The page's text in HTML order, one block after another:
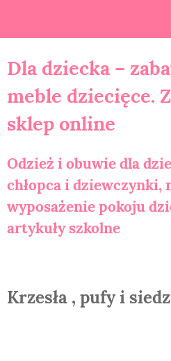
Dla dziecka –
meble dziecięce.
sklep online
Odzież i obuwie dla
chłopca i dziewczynki,
wyposażenie pokoju
artykuły szkolne
Krzesła , pufy i